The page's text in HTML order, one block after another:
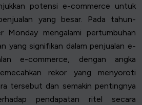
potensi e-commerce untuk
yang besar. Pada tahun-
Monday mengalami pertumbuhan
yang signifikan dalam penjualan e-
e-commerce, dengan angka
rekor yang menyoroti
tersebut dan semakin pentingnya
pendapatan ritel secara